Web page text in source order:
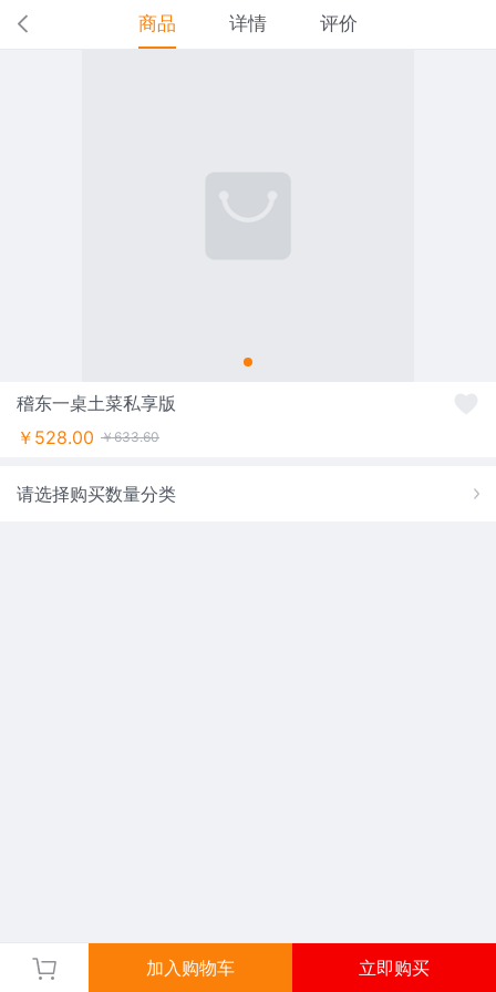
商品 详情 评价
稽东一桌土菜私享版
￥528.00 ￥633.60
请选择购买数量分类
加入购物车 立即购买